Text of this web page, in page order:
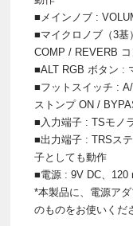
■メインノブ :
■マイクロノブ（3
COMP / REVERB
■ALT RGB ボタン :
■フットスイッチ :
ストンプ ON /
■入力端子 : TSモノ
■出力端子 : TRSス
子としても動作
■電源 : 9V DC、120
*本製品に、電源ア
のものをお使いくだ